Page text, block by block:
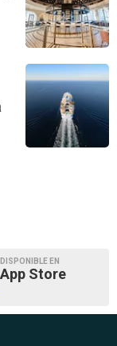
DISPONIBLE EN
App Store